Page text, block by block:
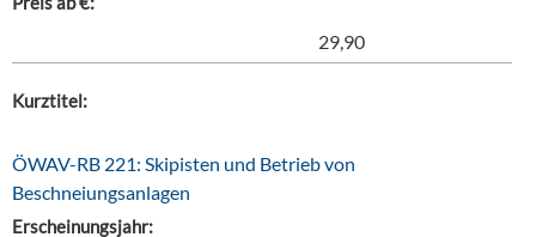
29,90
Kurztitel:
ÖWAV-RB 221: Skipisten und Betrieb von
Beschneiungsanlagen
Erscheinungsjahr: